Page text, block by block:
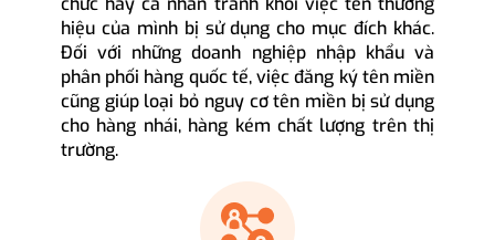
hiệu của mình bị sử dụng cho mục đích khác.
Đối với những doanh nghiệp nhập khẩu và
phân phối hàng quốc tế, việc đăng ký tên miền
cũng giúp loại bỏ nguy cơ tên miền bị sử dụng
cho hàng nhái, hàng kém chất lượng trên thị
trường.